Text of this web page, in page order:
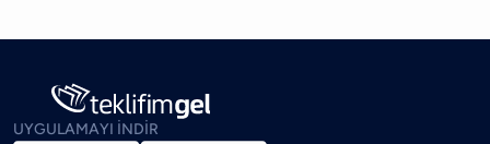
UYGULAMAYI İNDİR